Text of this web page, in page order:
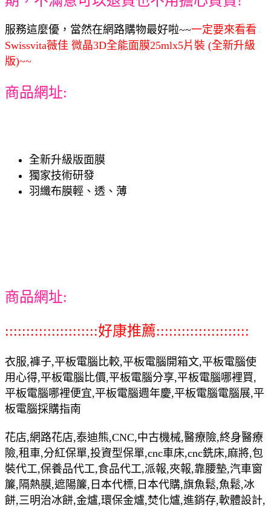
服務這麼優，當然在網路購物最好啦~~一定要來看看
Swissvita薇佳 微晶3D全能面膜25mlx5片裝 (全新升級
版)~~
商品網址:
全新升級版面膜
獨家技術研發
羽纖布膜輕、透、薄
商品網址:
::::::::::::::::::::::好康推薦::::::::::::::::::::::
衣服,褲子,平板電腦比較,平板電腦開箱文,平板電腦使
用心得,平板電腦比價,平板電腦分享,平板電腦哪裡買,
平板電腦哪裡便宜,平板電腦週年慶,平板電腦電腦展,平
板電腦採購指南
花店,網路花店,泰迪熊,CNC,中古機械,醫療險,終身醫療
險,租車,分紅保單,投資型保單,cnc車床,cnc銑床,麻將,包
裝代工,保養品代工,食品代工,派報,夾報,靠腰墊,汽車窗
簾,隔熱膜,遮陽簾,日本代標,日本代購,旗魚鬆,魚鬆,冰
餅,三明治冰餅,金爐,環保金爐,焚化爐,進銷存,軟體設計,